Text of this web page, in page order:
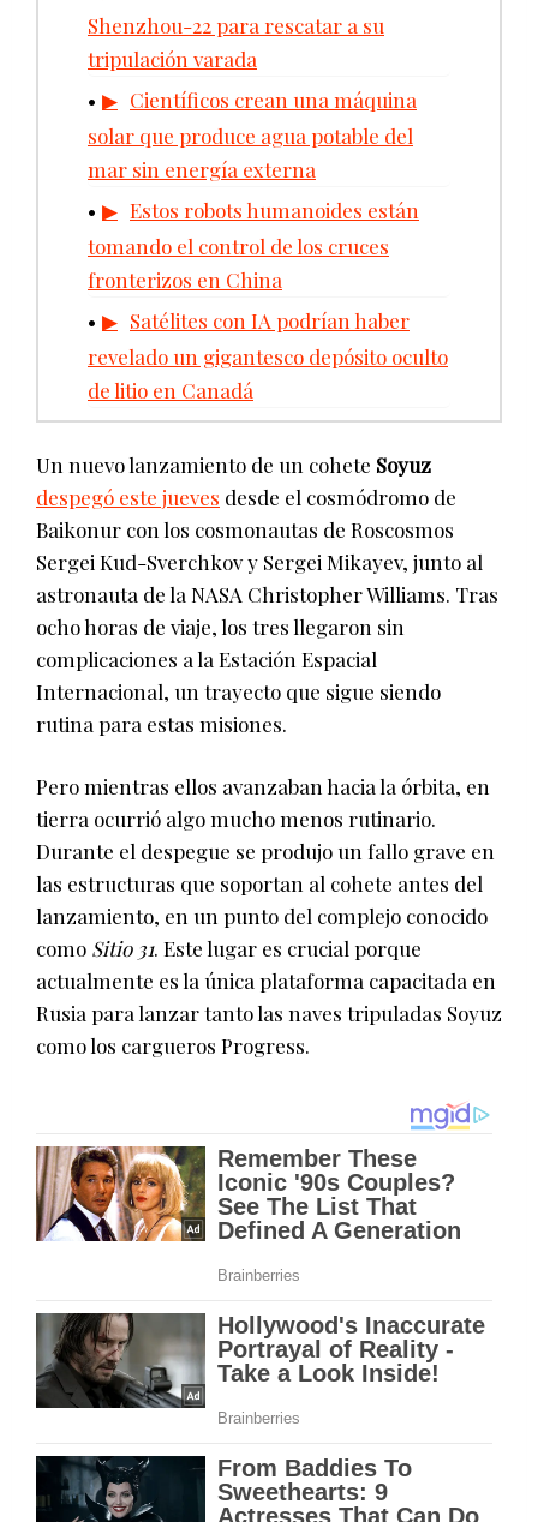
Shenzhou-22 para rescatar a su
tripulación varada
Científicos crean una máquina
solar que produce agua potable del
mar sin energía externa
Estos robots humanoides están
tomando el control de los cruces
fronterizos en China
Satélites con IA podrían haber
revelado un gigantesco depósito oculto
de litio en Canadá
Un nuevo lanzamiento de un cohete Soyuz
despegó este jueves desde el cosmódromo de
Baikonur con los cosmonautas de Roscosmos
Sergei Kud-Sverchkov y Sergei Mikayev, junto al
astronauta de la NASA Christopher Williams. Tras
ocho horas de viaje, los tres llegaron sin
complicaciones a la Estación Espacial
Internacional, un trayecto que sigue siendo
rutina para estas misiones.
Pero mientras ellos avanzaban hacia la órbita, en
tierra ocurrió algo mucho menos rutinario.
Durante el despegue se produjo un fallo grave en
las estructuras que soportan al cohete antes del
lanzamiento, en un punto del complejo conocido
como Sitio 31. Este lugar es crucial porque
actualmente es la única plataforma capacitada en
Rusia para lanzar tanto las naves tripuladas Soyuz
como los cargueros Progress.